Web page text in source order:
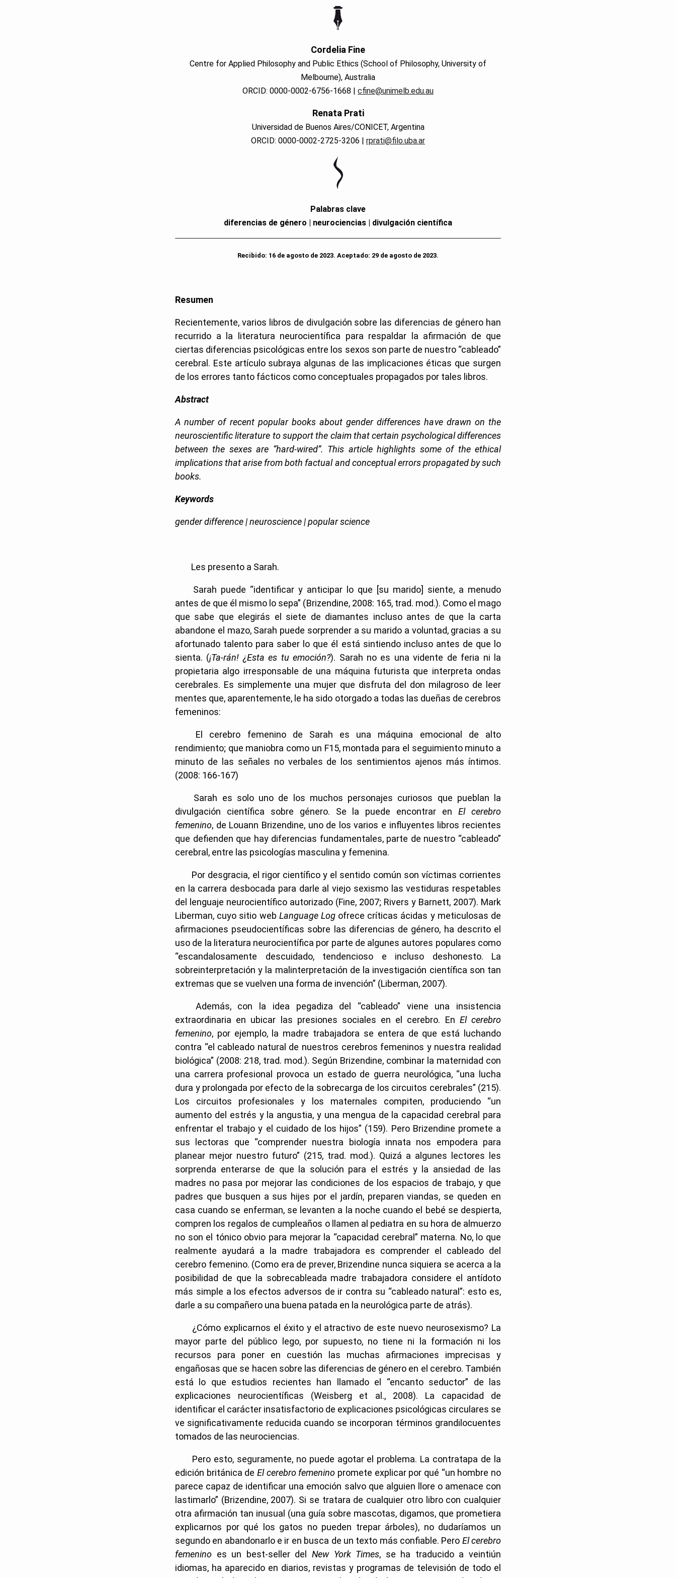
Cordelia Fine
Centre for Applied Philosophy and Public Ethics (School of Philosophy, University of
Melbourne), Australia
ORCID: 0000-0002-6756-1668 | cfine@unimelb.edu.au
Renata Prati
Universidad de Buenos Aires/CONICET, Argentina
ORCID: 0000-0002-2725-3206 | rprati@filo.uba.ar
Palabras clave
diferencias de género | neurociencias | divulgación científica
Recibido: 16 de agosto de 2023. Aceptado: 29 de agosto de 2023.
Resumen
Recientemente, varios libros de divulgación sobre las diferencias de género han
recurrido a la literatura neurocientífica para respaldar la afirmación de que
ciertas diferencias psicológicas entre los sexos son parte de nuestro “cableado”
cerebral. Este artículo subraya algunas de las implicaciones éticas que surgen
de los errores tanto fácticos como conceptuales propagados por tales libros.
Abstract
A number of recent popular books about gender differences have drawn on the
neuroscientific literature to support the claim that certain psychological differences
between the sexes are “hard-wired”. This article highlights some of the ethical
implications that arise from both factual and conceptual errors propagated by such
books.
Keywords
gender difference | neuroscience | popular science
Les presento a Sarah.
Sarah puede “identificar y anticipar lo que [su marido] siente, a menudo
antes de que él mismo lo sepa” (Brizendine, 2008: 165, trad. mod.). Como el mago
que sabe que elegirás el siete de diamantes incluso antes de que la carta
abandone el mazo, Sarah puede sorprender a su marido a voluntad, gracias a su
afortunado talento para saber lo que él está sintiendo incluso antes de que lo
sienta. (¡Ta-rán! ¿Esta es tu emoción?). Sarah no es una vidente de feria ni la
propietaria algo irresponsable de una máquina futurista que interpreta ondas
cerebrales. Es simplemente una mujer que disfruta del don milagroso de leer
mentes que, aparentemente, le ha sido otorgado a todas las dueñas de cerebros
femeninos:
El cerebro femenino de Sarah es una máquina emocional de alto
rendimiento; que maniobra como un F15, montada para el seguimiento minuto a
minuto de las señales no verbales de los sentimientos ajenos más íntimos.
(2008: 166-167)
Sarah es solo uno de los muchos personajes curiosos que pueblan la
divulgación científica sobre género. Se la puede encontrar enEl cerebro
femenino, de Louann Brizendine, uno de los varios e influyentes libros recientes
que defienden que hay diferencias fundamentales, parte de nuestro “cableado”
cerebral, entre las psicologías masculina y femenina.
Por desgracia, el rigor científico y el sentido común son víctimas corrientes
en la carrera desbocada para darle al viejo sexismo las vestiduras respetables
del lenguaje neurocientífico autorizado (Fine, 2007; Rivers y Barnett, 2007). Mark
Liberman, cuyo sitio web Language Logofrece críticas ácidas y meticulosas de
afirmaciones pseudocientíficas sobre las diferencias de género, ha descrito el
uso de la literatura neurocientífica por parte de algunes autores populares como
“escandalosamente descuidado, tendencioso e incluso deshonesto. La
sobreinterpretación y la malinterpretación de la investigación científica son tan
extremas que se vuelven una forma de invención” (Liberman, 2007).
Además, con la idea pegadiza del “cableado” viene una insistencia
extraordinaria en ubicar las presiones sociales en el cerebro. En El cerebro
femenino, por ejemplo, la madre trabajadora se entera de que está luchando
contra “el cableado natural de nuestros cerebros femeninos y nuestra realidad
biológica” (2008: 218, trad. mod.). Según Brizendine, combinar la maternidad con
una carrera profesional provoca un estado de guerra neurológica, “una lucha
dura y prolongada por efecto de la sobrecarga de los circuitos cerebrales” (215).
Los circuitos profesionales y los maternales compiten, produciendo “un
aumento del estrés y la angustia, y una mengua de la capacidad cerebral para
enfrentar el trabajo y el cuidado de los hijos” (159). Pero Brizendine promete a
sus lectoras que “comprender nuestra biología innata nos empodera para
planear mejor nuestro futuro” (215, trad. mod.). Quizá a algunes lectores les
sorprenda enterarse de que la solución para el estrés y la ansiedad de las
madres no pasa por mejorar las condiciones de los espacios de trabajo, y que
padres que busquen a sus hijes por el jardín, preparen viandas, se queden en
casa cuando se enferman, se levanten a la noche cuando el bebé se despierta,
compren los regalos de cumpleaños o llamen al pediatra en su hora de almuerzo
no son el tónico obvio para mejorar la “capacidad cerebral” materna. No, lo que
realmente ayudará a la madre trabajadora es comprender el cableado del
cerebro femenino. (Como era de prever, Brizendine nunca siquiera se acerca a la
posibilidad de que la sobrecableada madre trabajadora considere el antídoto
más simple a los efectos adversos de ir contra su “cableado natural”: esto es,
darle a su compañero una buena patada en la neurológica parte de atrás).
¿Cómo explicarnos el éxito y el atractivo de este nuevo neurosexismo? La
mayor parte del público lego, por supuesto, no tiene ni la formación ni los
recursos para poner en cuestión las muchas afirmaciones imprecisas y
engañosas que se hacen sobre las diferencias de género en el cerebro. También
está lo que estudios recientes han llamado el “encanto seductor” de las
explicaciones neurocientíficas (Weisberg et al., 2008). La capacidad de
identificar el carácter insatisfactorio de explicaciones psicológicas circulares se
ve significativamente reducida cuando se incorporan términos grandilocuentes
tomados de las neurociencias.
Pero esto, seguramente, no puede agotar el problema. La contratapa de la
edición británica de El cerebro femenino promete explicar por qué “un hombre no
parece capaz de identificar una emoción salvo que alguien llore o amenace con
lastimarlo” (Brizendine, 2007). Si se tratara de cualquier otro libro con cualquier
otra afirmación tan inusual (una guía sobre mascotas, digamos, que prometiera
explicarnos por qué los gatos no pueden trepar árboles), no dudaríamos un
segundo en abandonarlo e ir en busca de un texto más confiable. Pero El cerebro
femenino es un best-seller del New York Times, se ha traducido a veintiún
idiomas, ha aparecido en diarios, revistas y programas de televisión de todo el